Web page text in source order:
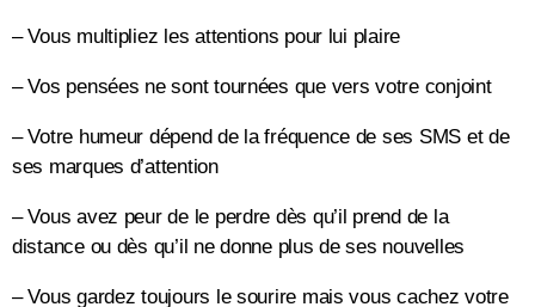
– Vous multipliez les attentions pour lui plaire
– Vos pensées ne sont tournées que vers votre conjoint
– Votre humeur dépend de la fréquence de ses SMS et de
ses marques d’attention
– Vous avez peur de le perdre dès qu’il prend de la
distance ou dès qu’il ne donne plus de ses nouvelles
– Vous gardez toujours le sourire mais vous cachez votre